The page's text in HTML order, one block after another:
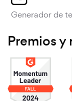
Generador de
Premios